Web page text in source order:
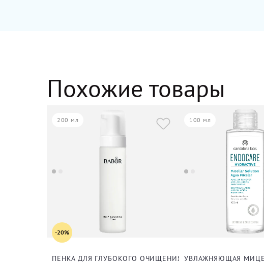
Похожие товары
200 мл
-20%
ПЕНКА ДЛЯ ГЛУБОКОГО ОЧИЩЕНИЯ КОЖИ ЛИЦА
100 мл
УВЛАЖНЯЮЩАЯ